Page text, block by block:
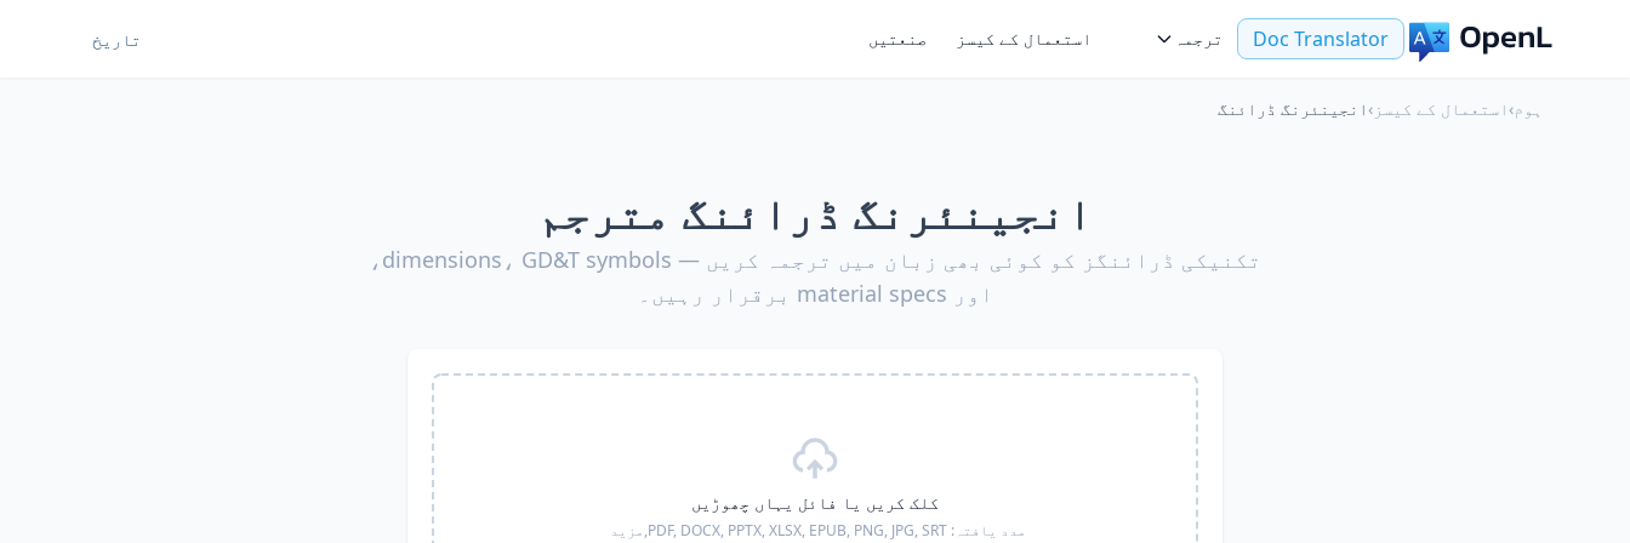
Doc Translator ترجمہ استعمال کے کیسز صنعتیں تاریخ
ہوم›استعمال کے کیسز ›انجینئرنگ ڈرائنگ
انجینئرنگ ڈرائنگ مترجم
تکنیکی ڈرائنگز کو کوئی بھی زبان میں ترجمہ کریں — dimensions، GD&T symbols،
اور material specs برقرار رہیں۔
کلک کریں یا فائل یہاں چھوڑیں
مدد یافتہ:PDF, DOCX, PPTX, XLSX, EPUB, PNG, JPG, SRT, مزید